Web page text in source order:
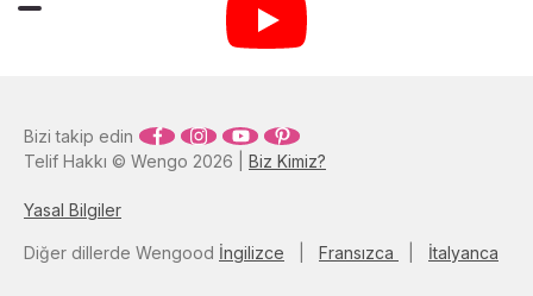
Telif Hakkı © Wengo 2026 | Biz Kimiz?
Yasal Bilgiler
Bizi takip edin
Diğer dillerde Wengood İngilizce Fransızca İtalyanca